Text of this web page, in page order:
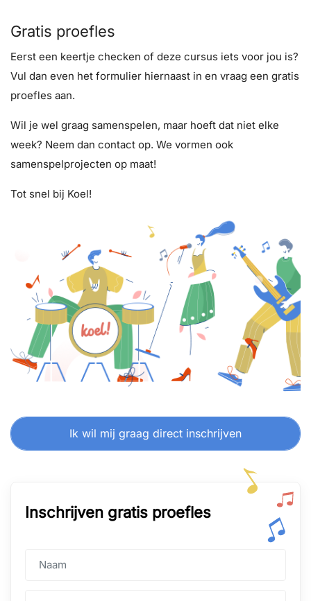
Gratis proefles
Eerst een keertje checken of deze cursus iets voor jou is?
Vul dan even het formulier hiernaast in en vraag een gratis
proefles aan.
Wil je wel graag samenspelen, maar hoeft dat niet elke
week? Neem dan contact op. We vormen ook
samenspelprojecten op maat!
Tot snel bij Koel!
Ik wil mij graag direct inschrijven
Inschrijven gratis proefles